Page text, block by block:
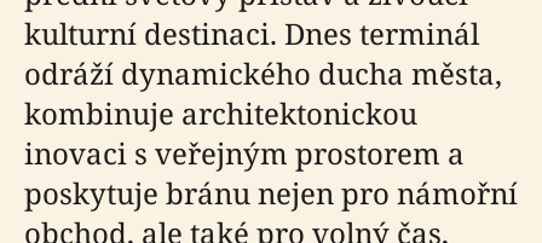
kulturní destinaci. Dnes terminál
odráží dynamického ducha města,
kombinuje architektonickou
inovaci s veřejným prostorem a
poskytuje bránu nejen pro námořní
obchod, ale také pro volný čas,